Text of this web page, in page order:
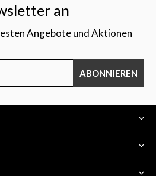
an
Angebote und Aktionen
ABONNIEREN